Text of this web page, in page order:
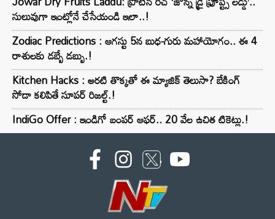
సులువుగా ఇంట్లోనే చేసేయండి ఇలా..!
Zodiac Predictions : ఆగస్టు 5న బుధ-గురు మహాయోగం.. ఈ 4
రాశులకు డబ్బే డబ్బు.!
Kitchen Hacks : అరటి తొక్కతో ఈ మ్యాజిక్ తెలుసా? బేకింగ్
సోడా కలిపితే సూపర్ రిజల్ట్.!
IndiGo Offer : ఇండిగో బంపర్ ఆఫర్.. 20 వేల ఉచిత టికెట్లు.!